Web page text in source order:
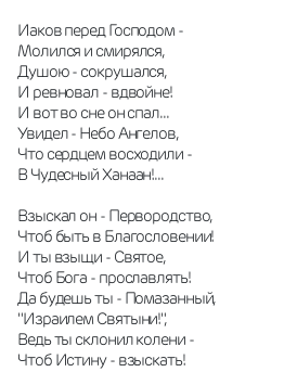
Иаков перед Господом -
Молился и смирялся,
Душою - сокрушался,
И ревновал - вдвойне!
И вот во сне он спал...
Увидел - Небо Ангелов,
Что сердцем восходили -
В Чудесный Ханаан!...
Взыскал он - Первородство,
Чтоб быть в Благословении!
И ты взыщи - Святое,
Чтоб Бога - прославлять!
Да будешь ты - Помазанный,
"Израилем Святыни!",
Ведь ты склонил колени -
Чтоб Истину - взыскать!